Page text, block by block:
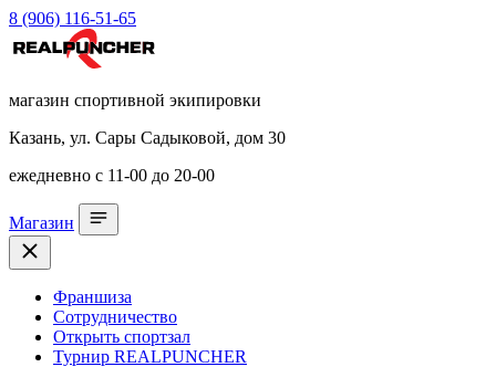
8 (906) 116-51-65
магазин спортивной экипировки
Казань, ул. Сары Садыковой, дом 30
ежедневно с 11-00 до 20-00
Магазин
Франшиза
Сотрудничество
Открыть спортзал
Турнир REALPUNCHER